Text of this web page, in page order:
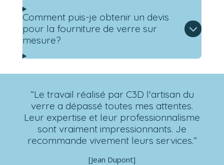
Comment puis-je obtenir un devis
pour la fourniture de verre sur
mesure?
“Le travail réalisé par C3D l'artisan du
verre a dépassé toutes mes attentes.
Leur expertise et leur professionnalisme
sont vraiment impressionnants. Je
recommande vivement leurs services.”
[Jean Dupont]